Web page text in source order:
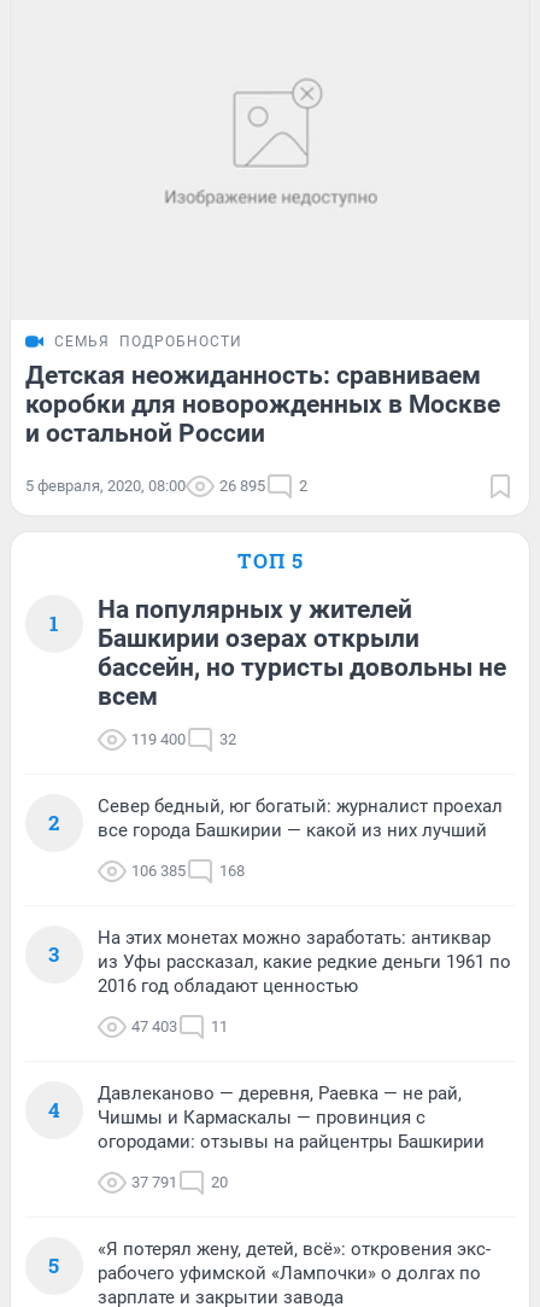
СЕМЬЯ ПОДРОБНОСТИ
Детская неожиданность: сравниваем
коробки для новорожденных в Москве
и остальной России
5 февраля, 2020, 08:00 26 895 2
ТОП 5
1
На популярных у жителей
Башкирии озерах открыли
бассейн, но туристы довольны не
всем
119 400 32
2
Север бедный, юг богатый: журналист проехал
все города Башкирии — какой из них лучший
106 385 168
3
На этих монетах можно заработать: антиквар
из Уфы рассказал, какие редкие деньги 1961 по
2016 год обладают ценностью
47 403 11
4
Давлеканово — деревня, Раевка — не рай,
Чишмы и Кармаскалы — провинция с
огородами: отзывы на райцентры Башкирии
37 791 20
5
«Я потерял жену, детей, всё»: откровения экс-
рабочего уфимской «Лампочки» о долгах по
зарплате и закрытии завода